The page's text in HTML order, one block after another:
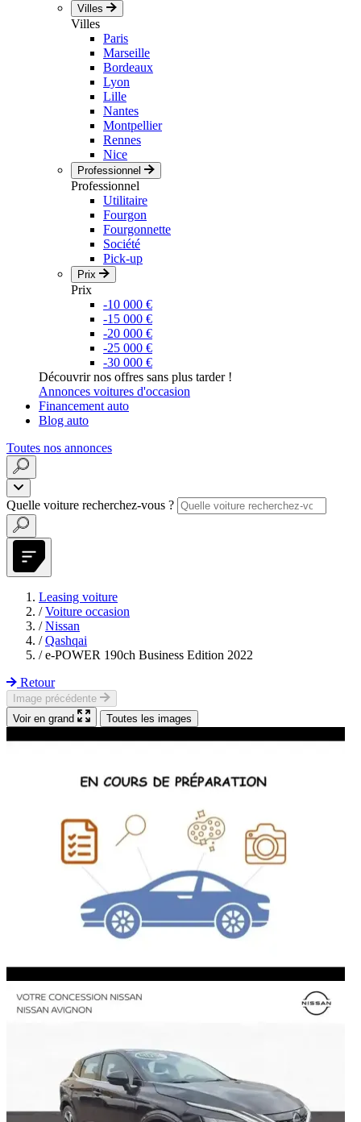
Villes
Villes
Paris
Marseille
Bordeaux
Lyon
Lille
Nantes
Montpellier
Rennes
Nice
Professionnel
Professionnel
Utilitaire
Fourgon
Fourgonnette
Société
Pick-up
Prix
Prix
-10 000 €
-15 000 €
-20 000 €
-25 000 €
-30 000 €
Découvrir nos offres sans plus tarder !
Annonces voitures d'occasion
Financement auto
Blog auto
Toutes nos annonces
Quelle voiture recherchez-vous ?
Leasing voiture
/ Voiture occasion
/ Nissan
/ Qashqai
/ e-POWER 190ch Business Edition 2022
Retour
Image précédente
Voir en grand
Toutes les images